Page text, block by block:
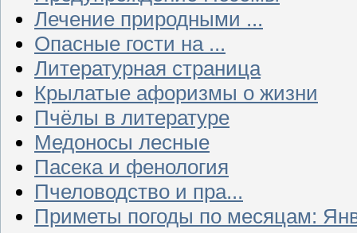
Лечение природными ...
Опасные гости на ...
Литературная страница
Крылатые афоризмы о жизни
Пчёлы в литературе
Медоносы лесные
Пасека и фенология
Пчеловодство и пра...
Приметы погоды по месяцам: